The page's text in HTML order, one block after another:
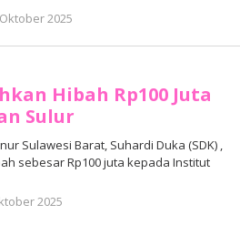
2025
Junaedi
Hibah Rp100 Juta
Sulur
Sulawesi Barat, Suhardi Duka (SDK) ,
sebesar Rp100 juta kepada Institut
2025